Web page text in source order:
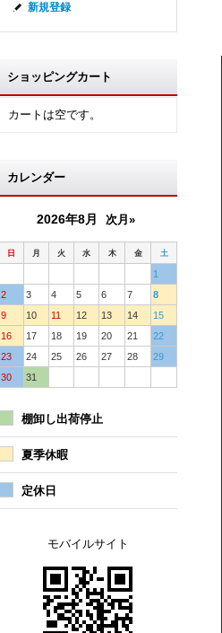
新規登録
ショッピングカート
カートは空です。
カレンダー
2026年8月 次月»
日 月 火 水 木 金 土
1
2
3 4 5 6 7
8
9
10 11 12 13 14
15
16
17 18 19 20 21
22
23
24 25 26 27 28
29
30
31
棚卸し出荷停止
夏季休暇
定休日
モバイルサイト